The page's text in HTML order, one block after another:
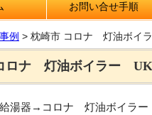
お問い合せ手順
例 > 枕崎市 コロナ 灯油ボイ
ロナ 灯油ボイラー
湯器→コロナ 灯油ボイラ